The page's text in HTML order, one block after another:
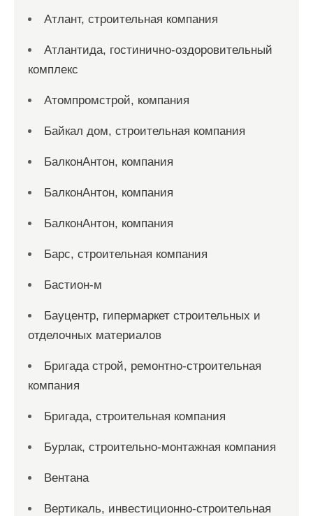
Атлант, строительная компания
Атлантида, гостинично-оздоровительный
комплекс
Атомпромстрой, компания
Байкал дом, строительная компания
БалконАнтон, компания
БалконАнтон, компания
БалконАнтон, компания
Барс, строительная компания
Бастион-м
Бауцентр, гипермаркет строительных и
отделочных материалов
Бригада строй, ремонтно-строительная
компания
Бригада, строительная компания
Бурлак, строительно-монтажная компания
Вентана
Вертикаль, инвестиционно-строительная